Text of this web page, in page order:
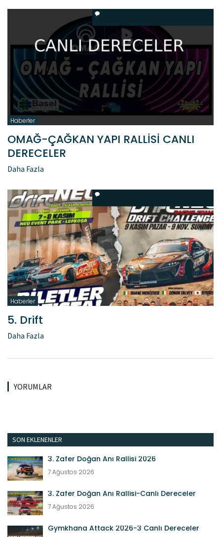
Haberler
OMAĞ-ÇAĞKAN YAPI RALLİSİ CANLI
DERECELER
Daha Fazla
Haberler
5. Drift
Daha Fazla
YORUMLAR
SON EKLENENLER
3. Zafer Doğan Anı Rallisi 2026
7 Ağustos 2026
3. Zafer Doğan Anı Rallisi-Canlı Dereceler
7 Ağustos 2026
Gymkhana Attack 2026-3 Canlı Dereceler